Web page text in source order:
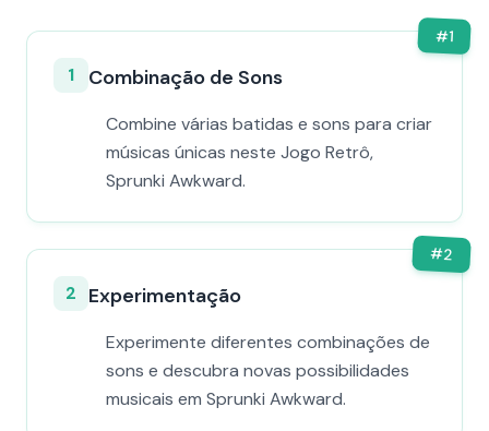
#1
1 Combinação de Sons
Combine várias batidas e sons para criar
músicas únicas neste Jogo Retrô,
Sprunki Awkward.
#2
2 Experimentação
Experimente diferentes combinações de
sons e descubra novas possibilidades
musicais em Sprunki Awkward.